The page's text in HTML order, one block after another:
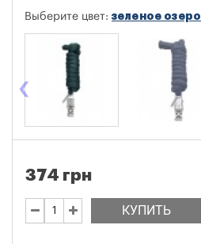
Выберите цвет:зеленое озеро
‹
КУПИТЬ
374 грн